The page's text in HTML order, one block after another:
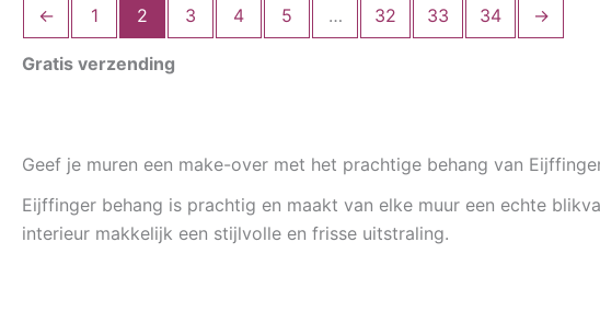
← 1 2 3 4 5 … 32 33 34 →
Gratis verzending
Geef je muren een make-over met het prachtige behang van
Eijffinger behang is prachtig en maakt van elke muur een echte
interieur makkelijk een stijlvolle en frisse uitstraling.